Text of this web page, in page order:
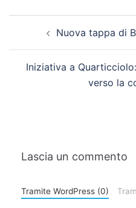
Nuova tappa di
Iniziativa a
verso la
Lascia un commento
Tramite WordPress (0)